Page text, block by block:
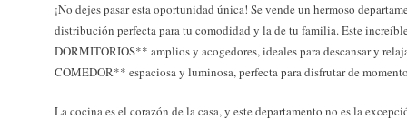
¡No dejes pasar esta oportunidad única! Se vende un hermoso
distribución perfecta para tu comodidad y la de tu familia. Este
DORMITORIOS** amplios y acogedores, ideales para descansar y
COMEDOR** espaciosa y luminosa, perfecta para disfrutar de
La cocina es el corazón de la casa, y este departamento no es la